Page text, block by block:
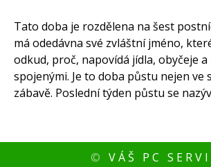
Tato doba je rozdělena na šest
má odedávna své zvláštní jméno,
odkud, proč, napovídá jídla, obyčeje a
spojenými. Je to doba půstu nejen ve
zábavě. Poslední týden půstu se
© VÁŠ PC